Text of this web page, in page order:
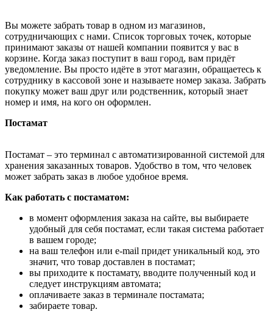
Вы можете забрать товар в одном из магазинов,
сотрудничающих с нами. Список торговых точек, которые
принимают заказы от нашей компании появится у вас в
корзине. Когда заказ поступит в ваш город, вам придёт
уведомление. Вы просто идёте в этот магазин, обращаетесь к
сотруднику в кассовой зоне и называете номер заказа. Забрать
покупку может ваш друг или родственник, который знает
номер и имя, на кого он оформлен.
Постамат
Постамат – это терминал с автоматизированной системой для
хранения заказанных товаров. Удобство в том, что человек
может забрать заказ в любое удобное время.
Как работать с постаматом:
в момент оформления заказа на сайте, вы выбираете
удобный для себя постамат, если такая система работает
в вашем городе;
на ваш телефон или e-mail придет уникальный код, это
значит, что товар доставлен в постамат;
вы приходите к постамату, вводите полученный код и
следует инструкциям автомата;
оплачиваете заказ в терминале постамата;
забираете товар.